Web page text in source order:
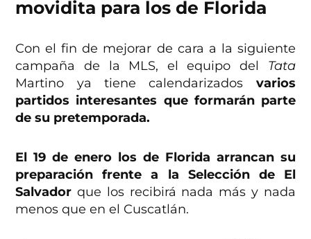
movidita para los de Florida
Con el fin de mejorar de cara a la siguiente
campaña de la MLS, el equipo del Tata
Martino ya tiene calendarizados varios
partidos interesantes que formarán parte
de su pretemporada.
El 19 de enero los de Florida arrancan su
preparación frente a la Selección de El
Salvador que los recibirá nada más y nada
menos que en el Cuscatlán.